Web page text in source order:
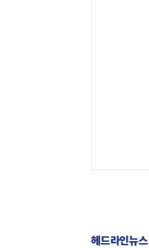
헤드라인뉴스